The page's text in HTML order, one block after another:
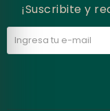
¡Suscribite y